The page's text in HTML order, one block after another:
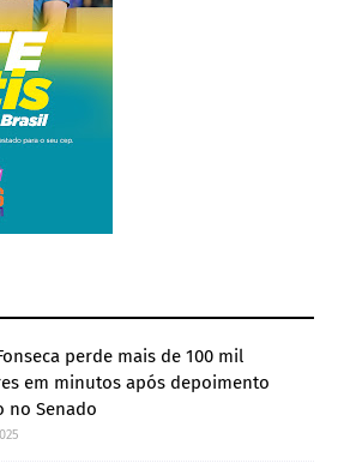
perde mais de 100 mil
em minutos após depoimento
no Senado